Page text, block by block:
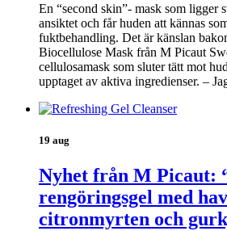
En “second skin”- mask som ligger
ansiktet och får huden att kännas
fuktbehandling. Det är känslan
Biocellulose Mask från M Picaut
cellulosamask som sluter tätt mot
upptaget av aktiva ingredienser. –
19 aug
Nyhet från M Picaut:
rengöringsgel med
citronmyrten och